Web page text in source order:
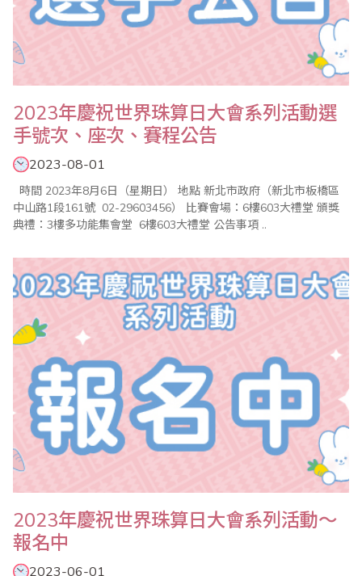
2023年慶祝世界珠算日大會系列活動選
手號次、座次、賽程公告
2023-08-01
中山路1段161號 02-29603456） 比賽會場：6樓603大禮堂 頒獎
典禮：3樓多功能集會堂 6樓603大禮堂 公告事項 ..
2023年慶祝世界珠算日大會系列活動～
報名中
2023-06-01